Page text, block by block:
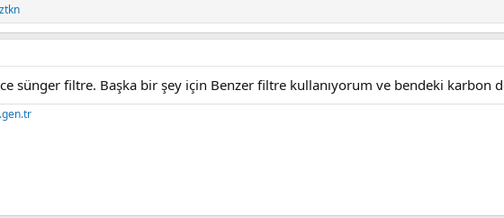
sünger filtre. Başka bir şey için Benzer filtre kullanıyorum ve bendeki karbon